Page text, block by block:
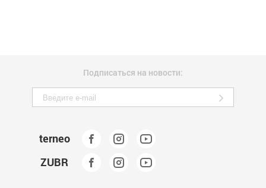
Подписаться на новости:
terneo
ZUBR